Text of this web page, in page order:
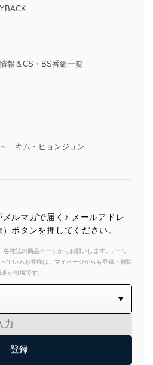
報＆CS・BS番組一覧
キム・ヒョンジュン
ルマガで届く♪ メールアドレ
ボタンを押してください。
雑誌の商品ページからお願いします。／~＼
ているお客様は、マイページからも登録・解除
が可能です。